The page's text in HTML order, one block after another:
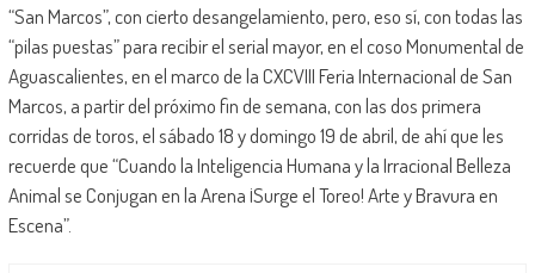
“San Marcos”, con cierto desangelamiento, pero, eso sí, con todas las
“pilas puestas” para recibir el serial mayor, en el coso Monumental de
Aguascalientes, en el marco de la CXCVIII Feria Internacional de San
Marcos, a partir del próximo fin de semana, con las dos primera
corridas de toros, el sábado 18 y domingo 19 de abril, de ahí que les
recuerde que “Cuando la Inteligencia Humana y la Irracional Belleza
Animal se Conjugan en la Arena ¡Surge el Toreo! Arte y Bravura en
Escena”.